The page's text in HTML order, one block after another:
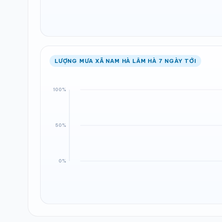
LƯỢNG MƯA XÃ NAM HÀ LÂM HÀ 7 NGÀY TỚI